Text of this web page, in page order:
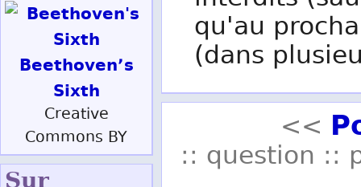
qu'au
(dans
<<
:: question ::
Beethoven’s
Sixth
Creative
Commons BY
Sur